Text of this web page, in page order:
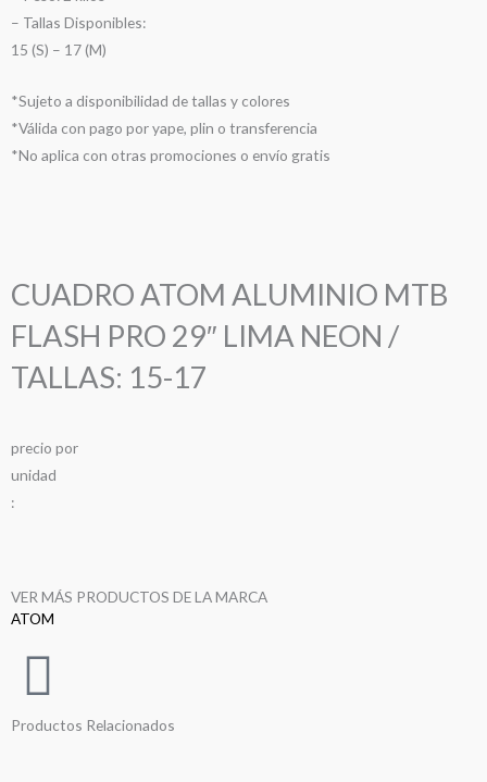
– Tallas Disponibles:
15 (S) – 17 (M)
*Sujeto a disponibilidad de tallas y colores
*Válida con pago por yape, plin o transferencia
*No aplica con otras promociones o envío gratis
CUADRO ATOM ALUMINIO MTB
FLASH PRO 29″ LIMA NEON /
TALLAS: 15-17
precio por
unidad
:
VER MÁS PRODUCTOS DE LA MARCA
ATOM
Productos Relacionados